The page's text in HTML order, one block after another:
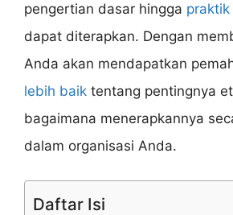
pengertian dasar hingga
dapat diterapkan. Dengan
Anda akan mendapatkan
lebih baik tentang pentingnya
bagaimana menerapkannya
dalam organisasi Anda.
Daftar Isi